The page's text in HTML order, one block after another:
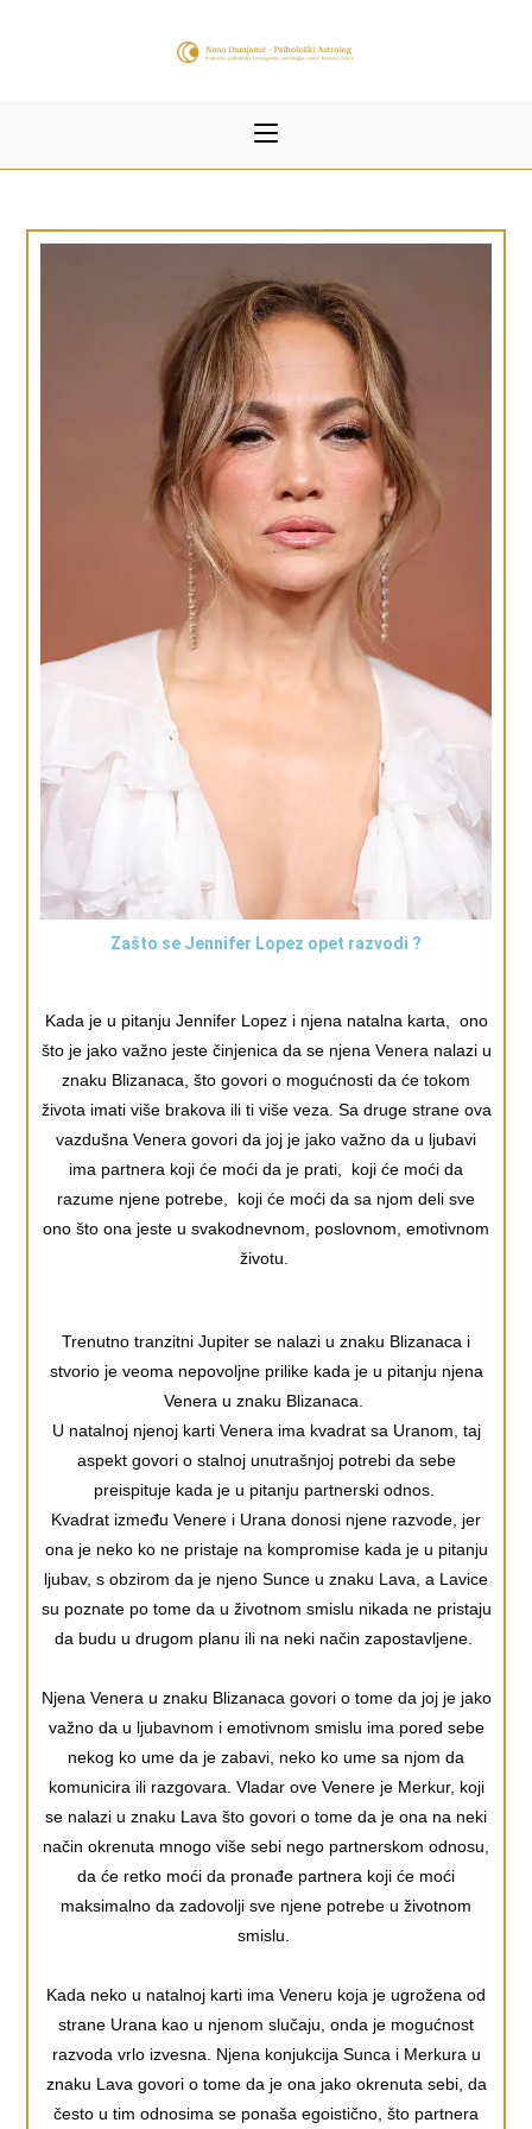
Zašto se Jennifer Lopez opet razvodi ?
Kada je u pitanju Jennifer Lopez i njena natalna karta, ono
što je jako važno jeste činjenica da se njena Venera nalazi u
znaku Blizanaca, što govori o mogućnosti da će tokom
života imati više brakova ili ti više veza. Sa druge strane ova
vazdušna Venera govori da joj je jako važno da u ljubavi
ima partnera koji će moći da je prati, koji će moći da
razume njene potrebe, koji će moći da sa njom deli sve
ono što ona jeste u svakodnevnom, poslovnom, emotivnom
životu.
Trenutno tranzitni Jupiter se nalazi u znaku Blizanaca i
stvorio je veoma nepovoljne prilike kada je u pitanju njena
Venera u znaku Blizanaca.
U natalnoj njenoj karti Venera ima kvadrat sa Uranom, taj
aspekt govori o stalnoj unutrašnjoj potrebi da sebe
preispituje kada je u pitanju partnerski odnos.
Kvadrat između Venere i Urana donosi njene razvode, jer
ona je neko ko ne pristaje na kompromise kada je u pitanju
ljubav, s obzirom da je njeno Sunce u znaku Lava, a Lavice
su poznate po tome da u životnom smislu nikada ne pristaju
da budu u drugom planu ili na neki način zapostavljene.
Njena Venera u znaku Blizanaca govori o tome da joj je jako
važno da u ljubavnom i emotivnom smislu ima pored sebe
nekog ko ume da je zabavi, neko ko ume sa njom da
komunicira ili razgovara. Vladar ove Venere je Merkur, koji
se nalazi u znaku Lava što govori o tome da je ona na neki
način okrenuta mnogo više sebi nego partnerskom odnosu,
da će retko moći da pronađe partnera koji će moći
maksimalno da zadovolji sve njene potrebe u životnom
smislu.
Kada neko u natalnoj karti ima Veneru koja je ugrožena od
strane Urana kao u njenom slučaju, onda je mogućnost
razvoda vrlo izvesna. Njena konjukcija Sunca i Merkura u
znaku Lava govori o tome da je ona jako okrenuta sebi, da
često u tim odnosima se ponaša egoistično, što partnera